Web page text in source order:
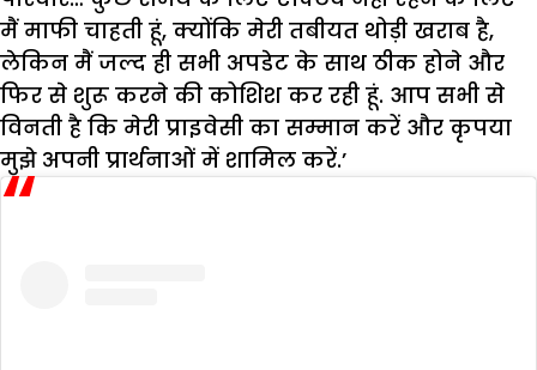
मैं माफी चाहती हूं, क्योंकि मेरी तबीयत थोड़ी खराब है,
लेकिन मैं जल्द ही सभी अपडेट के साथ ठीक होने और
फिर से शुरू करने की कोशिश कर रही हूं. आप सभी से
विनती है कि मेरी प्राइवेसी का सम्मान करें और कृपया
मुझे अपनी प्रार्थनाओं में शामिल करें.’